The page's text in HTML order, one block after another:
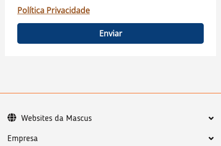
Política Privacidade
Enviar
Empresa
Websites da Mascus